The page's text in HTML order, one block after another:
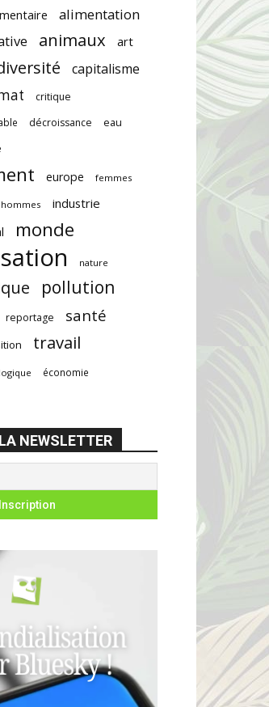
alimentation
animaux art
capitalisme
critique
décroissance eau
europe femmes
hommes industrie
monde
nature
pollution
reportage
santé
travail
économie
NEWSLETTER